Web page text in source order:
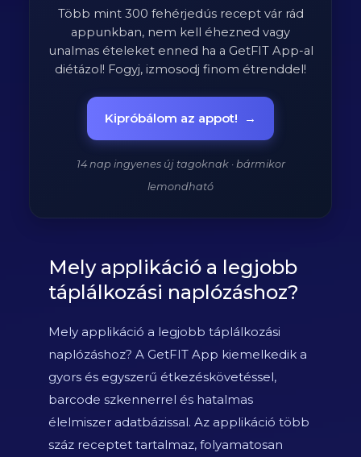
Több mint 300 fehérjedús recept vár rád
appunkban, nem kell éhezned vagy
unalmas ételeket enned ha a GetFIT App-al
diétázol! Fogyj, izmosodj finom étrenddel!
Kipróbálom az appot! →
14 nap ingyenes új tagoknak · bármikor
lemondható
Mely applikáció a legjobb
táplálkozási naplózáshoz?
Mely applikáció a legjobb táplálkozási
naplózáshoz? A GetFIT App kiemelkedik a
gyors és egyszerű étkezéskövetéssel,
barcode szkennerrel és hatalmas
élelmiszer adatbázissal. Az applikáció több
száz receptet tartalmaz, folyamatosan